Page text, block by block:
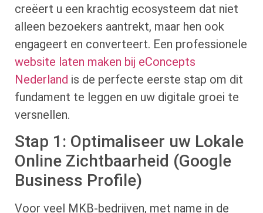
creëert u een krachtig ecosysteem dat niet
alleen bezoekers aantrekt, maar hen ook
engageert en converteert. Een professionele
website laten maken bij eConcepts
Nederland is de perfecte eerste stap om dit
fundament te leggen en uw digitale groei te
versnellen.
Stap 1: Optimaliseer uw Lokale
Online Zichtbaarheid (Google
Business Profile)
Voor veel MKB-bedrijven, met name in de